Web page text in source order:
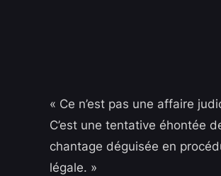
« Ce n’est pas une affaire
C’est une tentative éhontée
chantage déguisée en
légale. »